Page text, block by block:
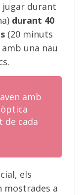
jugar durant
durant 40
(20 minuts
una nau
amb
de cada
els
mostrades a